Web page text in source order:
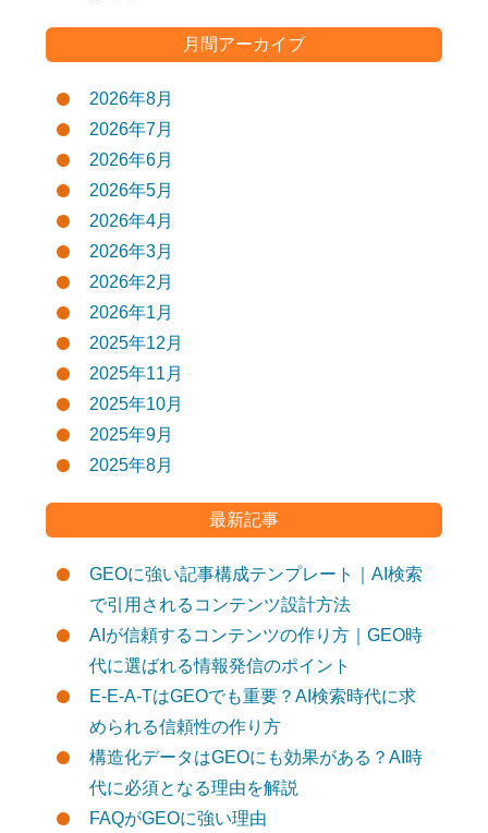
月間アーカイブ
2026年8月
2026年7月
2026年6月
2026年5月
2026年4月
2026年3月
2026年2月
2026年1月
2025年12月
2025年11月
2025年10月
2025年9月
2025年8月
最新記事
GEOに強い記事構成テンプレート｜AI検索
で引用されるコンテンツ設計方法
AIが信頼するコンテンツの作り方｜GEO時
代に選ばれる情報発信のポイント
E-E-A-TはGEOでも重要？AI検索時代に求
められる信頼性の作り方
構造化データはGEOにも効果がある？AI時
代に必須となる理由を解説
FAQがGEOに強い理由